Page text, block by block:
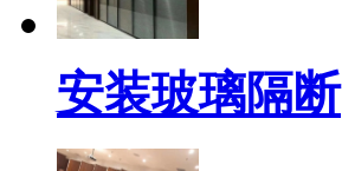
安装玻璃隔断